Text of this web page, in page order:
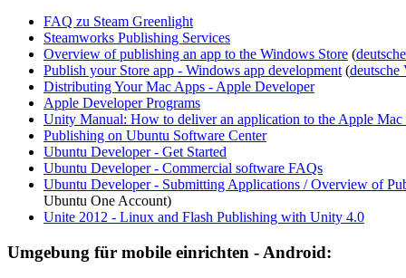
FAQ zu Steam Greenlight
Steamworks Publishing Services
Overview of publishing an app to the Windows Store (
Publish your Store app - Windows app development(deutsche
Distributing Your Mac Apps - Apple Developer
Apple Developer Programs
Unity Manual: How to deliver an application to the Apple Mac
Publishing on Ubuntu Software Center
Ubuntu Developer - Get Started
Ubuntu Developer - Commercial software FAQs
Ubuntu Developer - Submitting Applications / Overview of
Ubuntu One Account)
Unite 2012 - Linux and Flash Publishing with Unity 4.0
Umgebung für mobile einrichten - Android: